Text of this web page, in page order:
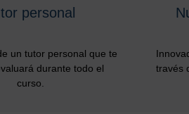
personal
un tutor personal que te
durante todo el
curso.
través